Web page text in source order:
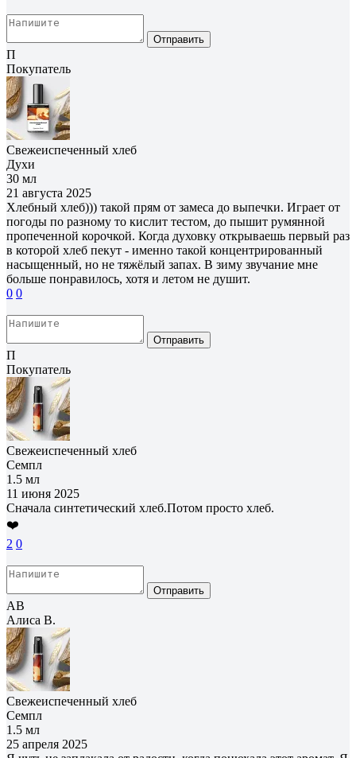
Отправить
П
Покупатель
Свежеиспеченный хлеб
Духи
30 мл
21 августа 2025
Хлебный хлеб))) такой прям от замеса до выпечки. Играет от
погоды по разному то кислит тестом, до пышит румянной
пропеченной корочкой. Когда духовку открываешь первый раз
в которой хлеб пекут - именно такой концентрированный
насыщенный, но не тяжёлый запах. В зиму звучание мне
больше понравилось, хотя и летом не душит.
0 0
Отправить
П
Покупатель
Свежеиспеченный хлеб
Семпл
1.5 мл
11 июня 2025
Сначала синтетический хлеб.Потом просто хлеб.
❤️
2 0
Отправить
АВ
Алиса В.
Свежеиспеченный хлеб
Семпл
1.5 мл
25 апреля 2025